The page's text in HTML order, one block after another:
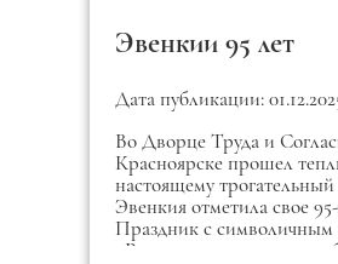
Эвенкии 95 лет
Дата публикации:
Во Дворце Труда и
Красноярске прошел
настоящему
Эвенкия отметила свое
Праздник с символичным
«Родина моего сердца»